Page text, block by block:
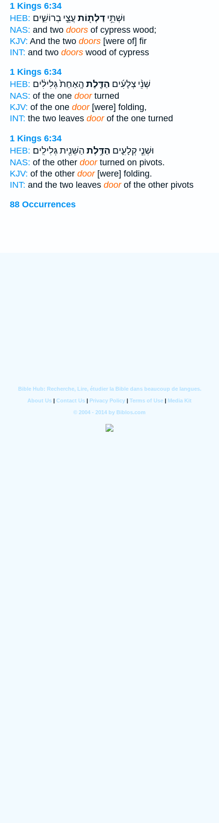
1 Kings 6:34
HEB:
וּשְׁתֵּ֥י דַלְת֖וֹת עֲצֵ֣י בְרוֹשִׁ֑ים
NAS: and two doors of cypress wood;
KJV: And the two doors [were of] fir
INT: and two doors wood of cypress
1 Kings 6:34
HEB:
שְׁנֵ֨י צְלָעִ֜ים הַדֶּ֤לֶת הָֽאַחַת֙ גְּלִילִ֔ים
NAS: of the one doorturned
KJV: of the one door[were] folding,
INT: the two leaves doorof the one turned
1 Kings 6:34
HEB:
וּשְׁנֵ֧י קְלָעִ֛ים הַדֶּ֥לֶת הַשֵּׁנִ֖ית גְּלִילִֽים׃
NAS: of the other doorturned on pivots.
KJV: of the other door[were] folding.
INT: and the two leaves doorof the other pivots
88 Occurrences